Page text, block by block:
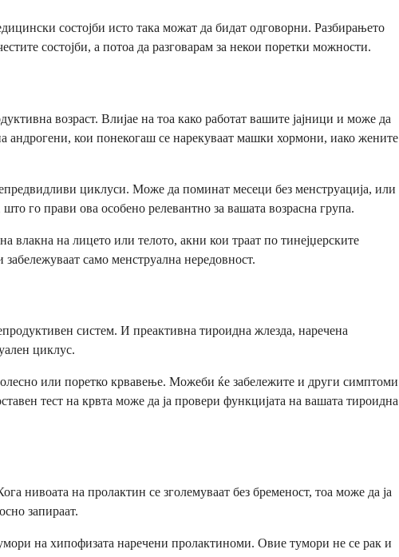
состојби исто така можат да бидат одговорни. Разбирањето
состојби, а потоа да разговарам за некои поретки можности.
возраст. Влијае на тоа како работат вашите јајници и може да
андрогени, кои понекогаш се нарекуваат машки хормони, иако жените
циклуси. Може да поминат месеци без менструација, или
го прави ова особено релевантно за вашата возрасна група.
на лицето или телото, акни кои траат по тинејџерските
само менструална нередовност.
систем. И преактивна тироидна жлезда, наречена
циклус.
или поретко крвавење. Можеби ќе забележите и други симптоми
тест на крвта може да ја провери функцијата на вашата тироидна
нивоата на пролактин се зголемуваат без бременост, тоа може да ја
запираат.
на хипофизата наречени пролактиноми. Овие тумори не се рак и